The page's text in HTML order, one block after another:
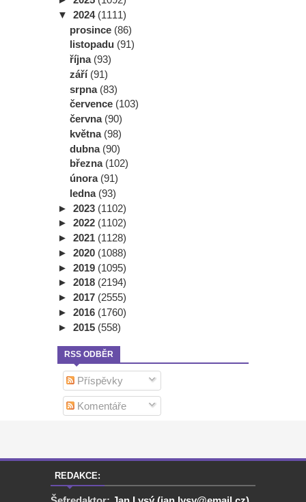
▼ 2024 (1111)
prosince (86)
listopadu (91)
října (93)
září (91)
srpna (83)
července (103)
června (90)
května (98)
dubna (90)
března (102)
února (91)
ledna (93)
► 2023 (1102)
► 2022 (1102)
► 2021 (1128)
► 2020 (1088)
► 2019 (1095)
► 2018 (2194)
► 2017 (2555)
► 2016 (1760)
► 2015 (558)
RSS ODBĚR
Příspěvky
Komentáře
REDAKCE: